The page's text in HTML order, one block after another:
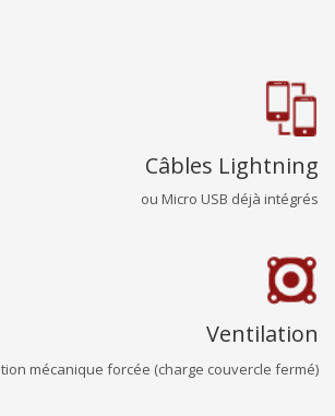
Câbles Lightning
ou Micro USB déjà intégrés
Ventilation
mécanique forcée (charge couvercle fermé)